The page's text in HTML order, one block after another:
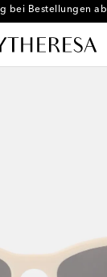
innerhalb von